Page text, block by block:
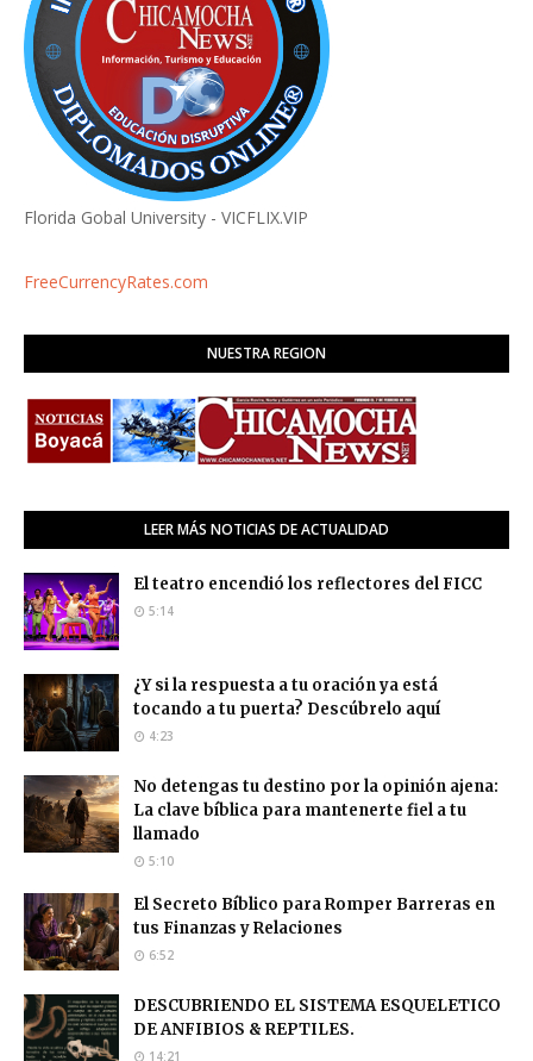
Florida Gobal University - VICFLIX.VIP
FreeCurrencyRates.com
NUESTRA REGION
LEER MÁS NOTICIAS DE ACTUALIDAD
El teatro encendió los reflectores del FICC
5:14
¿Y si la respuesta a tu oración ya está
tocando a tu puerta? Descúbrelo aquí
4:23
No detengas tu destino por la opinión ajena:
La clave bíblica para mantenerte fiel a tu
llamado
5:10
El Secreto Bíblico para Romper Barreras en
tus Finanzas y Relaciones
6:52
DESCUBRIENDO EL SISTEMA ESQUELETICO
DE ANFIBIOS & REPTILES.
14:21